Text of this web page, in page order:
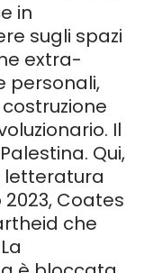
in
sugli spazi
extra-
personali,
Il
Qui,
letteratura
Coates
che